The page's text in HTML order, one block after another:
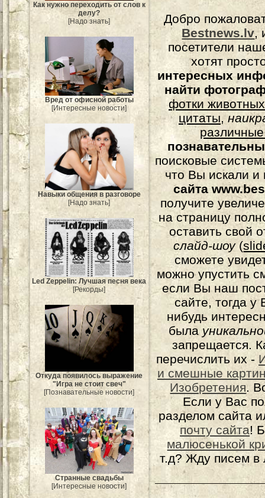
Как нужно переходить от слов к
делу?
[Надо знать]
Вред от офисной работы
[Интересные новости]
Навыки общения в разговоре
[Надо знать]
Led Zeppelin: Лучшая песня века
[Рекорды]
Откуда появилось выражение
"Игра не стоит свеч"
[Познавательные новости]
Странные свадьбы
[Интересные новости]
Добро
Bestnews.lv,
посетители
хотят
интересных
найти
фотки животных
цитаты,
поисковые
что Вы искали и
сайта
получите
на страницу
оставить свой
слайд-шоу(
сможете
можно упустить
если Вы наш
сайте, тогда у
нибудь
была
запрещается.
перечислить их -
и смешные
Изобретения.
Если у Вас
разделом сайта
почту сайта!
малюсенькой
т.д? Жду писем в